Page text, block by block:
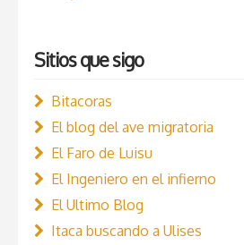
Sitios que sigo
Bitacoras
El blog del ave migratoria
El Faro de Luisu
El Ingeniero en el infierno
El Ultimo Blog
Itaca buscando a Ulises